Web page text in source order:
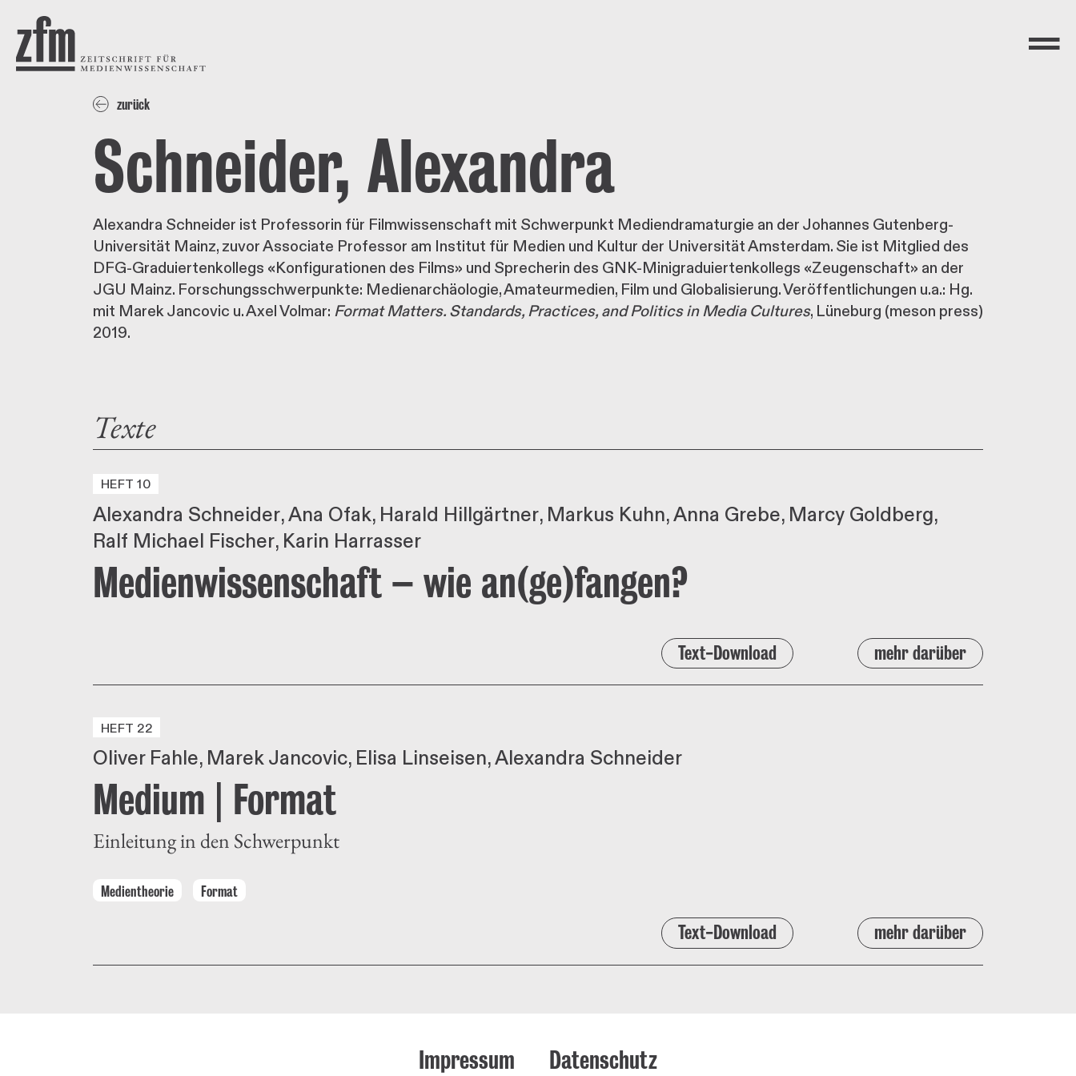
ZEITSCHRIFT FÜR
MEDIENWISSENSCHAFT
Menü
zurück
Schneider, Alexandra
Alexandra Schneider ist Professorin für Filmwissenschaft mit Schwerpunkt Mediendramaturgie an der Johannes Gutenberg-
Universität Mainz, zuvor Associate Professor am Institut für Medien und Kultur der Universität Amsterdam. Sie ist Mitglied des
DFG-Graduiertenkollegs «Konfigurationen des Films» und Sprecherin des GNK-Minigraduiertenkollegs «Zeugenschaft» an der
JGU Mainz. Forschungsschwerpunkte: Medienarchäologie, Amateurmedien, Film und Globalisierung. Veröffentlichungen u.a.: Hg.
mit Marek Jancovic u. Axel Volmar: Format Matters. Standards, Practices, and Politics in Media Cultures, Lüneburg (meson press)
2019.
Texte
HEFT 10
Alexandra Schneider Ana Ofak Harald Hillgärtner Markus Kuhn Anna Grebe Marcy Goldberg
Ralf Michael Fischer Karin Harrasser
Medienwissenschaft – wie an(ge)fangen?
Text-Download mehr darüber
HEFT 22
Oliver Fahle Marek Jancovic Elisa Linseisen Alexandra Schneider
Medium | Format
Einleitung in den Schwerpunkt
Medientheorie Format
Text-Download mehr darüber
Impressum Datenschutz